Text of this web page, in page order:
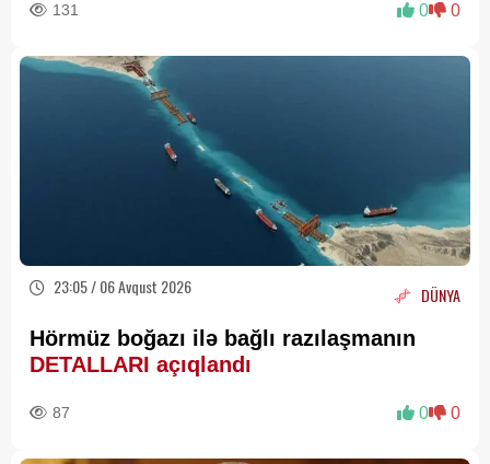
131 0 0
23:05 / 06 Avqust 2026 DÜNYA
Hörmüz boğazı ilə bağlı razılaşmanın
DETALLARI açıqlandı
87 0 0